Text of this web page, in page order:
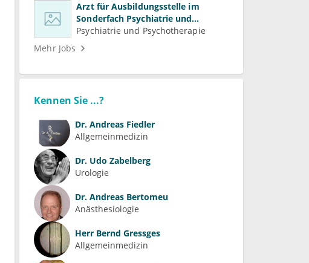
Arzt für Ausbildungsstelle im
Sonderfach Psychiatrie und
Psychotherapeutische Medizin
(m/w/d)
Psychiatrie und Psychotherapie
Mehr Jobs
Kennen Sie ...?
Dr. Andreas Fiedler
Allgemeinmedizin
Dr. Udo Zabelberg
Urologie
Dr. Andreas Bertomeu
Anästhesiologie
Herr Bernd Gressges
Allgemeinmedizin